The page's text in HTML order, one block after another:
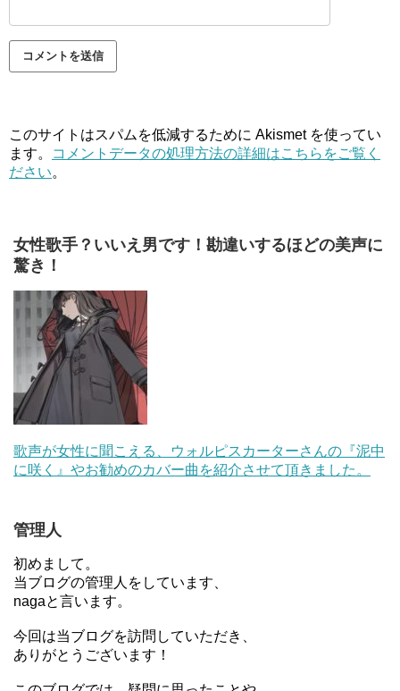
このサイトはスパムを低減するために Akismet を使ってい
ます。
コメントデータの処理方法の詳細はこちらをご覧く
ださい。
女性歌手？いいえ男です！勘違いするほどの美声に
驚き！
歌声が女性に聞こえる、ウォルピスカーターさんの『泥中
に咲く』やお勧めのカバー曲を紹介させて頂きました。
管理人
初めまして。
当ブログの管理人をしています、
nagaと言います。
今回は当ブログを訪問していただき、
ありがとうございます！